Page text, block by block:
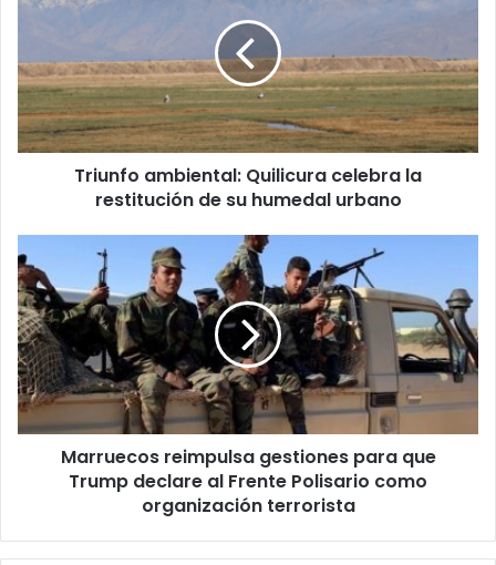
Quilicura
la
restitución
de
su
humedal
Triunfo ambiental: Quilicura celebra la
restitución de su humedal urbano
reimpulsa
gestiones
para
que
Trump
declare
al
Frente
PolisarioMarruecos reimpulsa gestiones para que
Trump declare al Frente Polisario como
organización terrorista